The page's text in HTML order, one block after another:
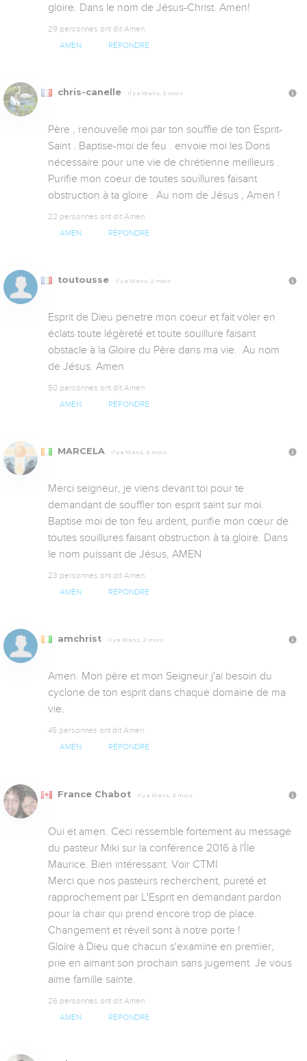
gloire. Dans le nom de Jésus-Christ. Amen!
29 personnes ont dit Amen
AMEN RÉPONDRE
chris-canelle Il y a 10 ans, 2 mois
Père , renouvelle moi par ton souffle de ton Esprit-
Saint . Baptise-moi de feu . envoie moi les Dons
nécessaire pour une vie de chrétienne meilleurs .
Purifie mon coeur de toutes souillures faisant
obstruction à ta gloire . Au nom de Jésus , Amen !
22 personnes ont dit Amen
AMEN RÉPONDRE
toutousse Il y a 10 ans, 2 mois
Esprit de Dieu penetre mon coeur et fait voler en
éclats toute légèreté et toute souillure faisant
obstacle à la Gloire du Père dans ma vie.  Au nom
de Jésus. Amen
50 personnes ont dit Amen
AMEN RÉPONDRE
MARCELA Il y a 10 ans, 2 mois
Merci seigneur, je viens devant toi pour te
demandant de souffler ton esprit saint sur moi.
Baptise moi de ton feu ardent, purifie mon cœur de
toutes souillures faisant obstruction à ta gloire. Dans
le nom puissant de Jésus, AMEN
23 personnes ont dit Amen
AMEN RÉPONDRE
amchrist Il y a 10 ans, 2 mois
Amen. Mon père et mon Seigneur j'ai besoin du
cyclone de ton esprit dans chaque domaine de ma
vie.
45 personnes ont dit Amen
AMEN RÉPONDRE
France Chabot Il y a 10 ans, 2 mois
Oui et amen. Ceci ressemble fortement au message
du pasteur Miki sur la conférence 2016 à l'Île
Maurice. Bien intéressant. Voir CTMI
Merci que nos pasteurs recherchent, pureté et
rapprochement par L'Esprit en demandant pardon
pour la chair qui prend encore trop de place.
Changement et réveil sont à notre porte !
Gloire à Dieu que chacun s'examine en premier,
prie en aimant son prochain sans jugement. Je vous
aime famille sainte.
26 personnes ont dit Amen
AMEN RÉPONDRE